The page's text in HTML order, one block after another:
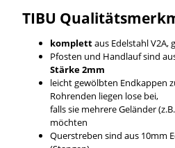
TIBU
komplettaus Edelstahl V2A,
Pfosten und Handlauf sind
Stärke 2mm
leicht gewölbten Endkappen
Rohrenden liegen lose bei,
falls sie mehrere Geländer
möchten
Querstreben sind aus 10mm